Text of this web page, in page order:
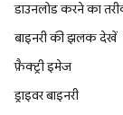
डाउनलोड करने का
बाइनरी की झलक देखें
फ़ैक्ट्री इमेज
ड्राइवर बाइनरी